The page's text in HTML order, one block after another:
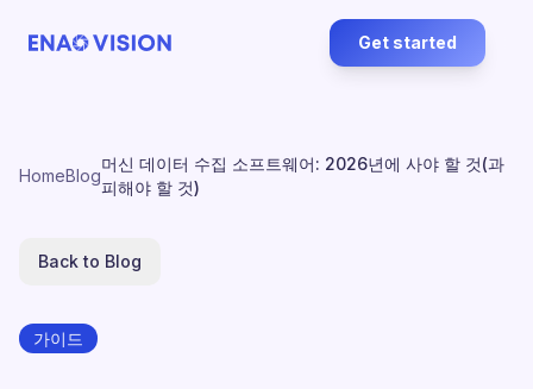
Get started
HomeBlog
머신 데이터 수집 소프트웨어: 2026년에 사야 할 것(과
피해야 할 것)
Back to Blog
가이드